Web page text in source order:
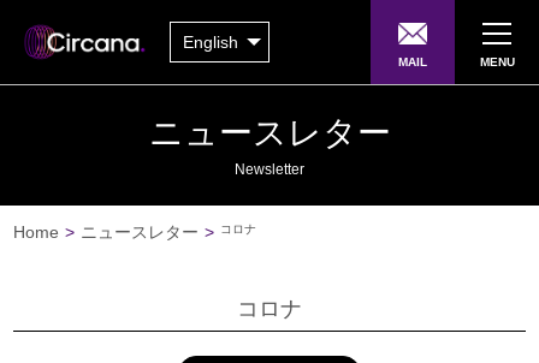
English
MAIL MENU
ニュースレター
Newsletter
Home > ニュースレター > コロナ
コロナ